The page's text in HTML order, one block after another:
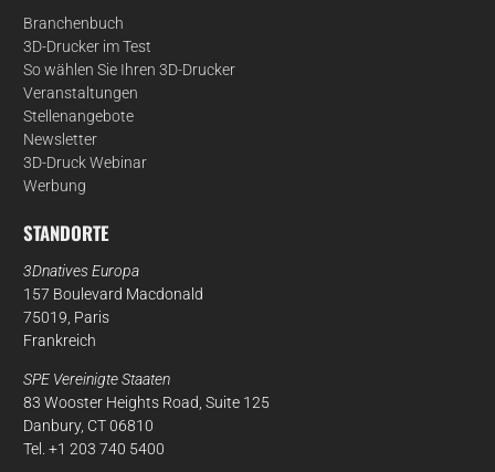
Branchenbuch
3D-Drucker im Test
So wählen Sie Ihren 3D-Drucker
Veranstaltungen
Stellenangebote
Newsletter
3D-Druck Webinar
Werbung
STANDORTE
3Dnatives Europa
157 Boulevard Macdonald
75019, Paris
Frankreich
SPE Vereinigte Staaten
83 Wooster Heights Road, Suite 125
Danbury, CT 06810
Tel. +1 203 740 5400